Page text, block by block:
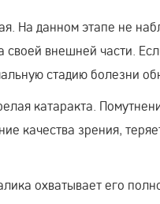
На данном этапе не
своей внешней части.
стадию болезни
катаракта.
качества зрения,
охватывает его